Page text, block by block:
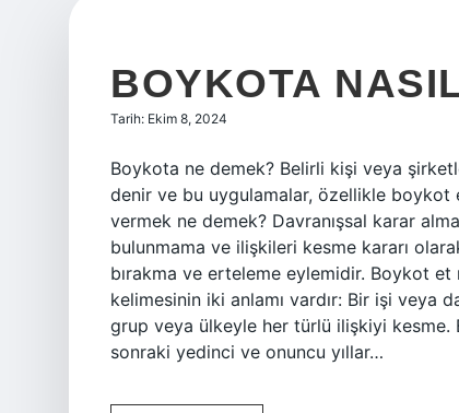
BOYKOTA
Tarih: Ekim 8, 2024
Boykota ne demek? Belirli kişi veya
denir ve bu uygulamalar, özellikle
vermek ne demek? Davranışsal karar
bulunmama ve ilişkileri kesme kararı
bırakma ve erteleme eylemidir. Boykot
kelimesinin iki anlamı vardır: Bir işi veya
grup veya ülkeyle her türlü ilişkiyi kesme.
sonraki yedinci ve onuncu yıllar…